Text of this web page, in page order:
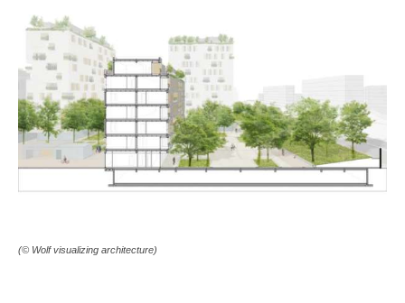
(© Wolf visualizing architecture)